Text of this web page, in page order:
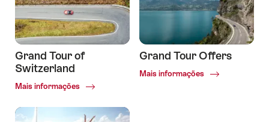
Grand Tour of
Switzerland
Mais informações
Common.Of
Tour
of
Grand Tour Offers
Mais informações
Common.Of